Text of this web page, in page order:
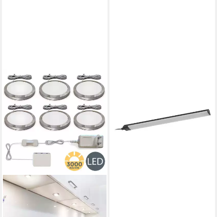
rahmenlos, Dimmbar mit
Bewegungsmelder